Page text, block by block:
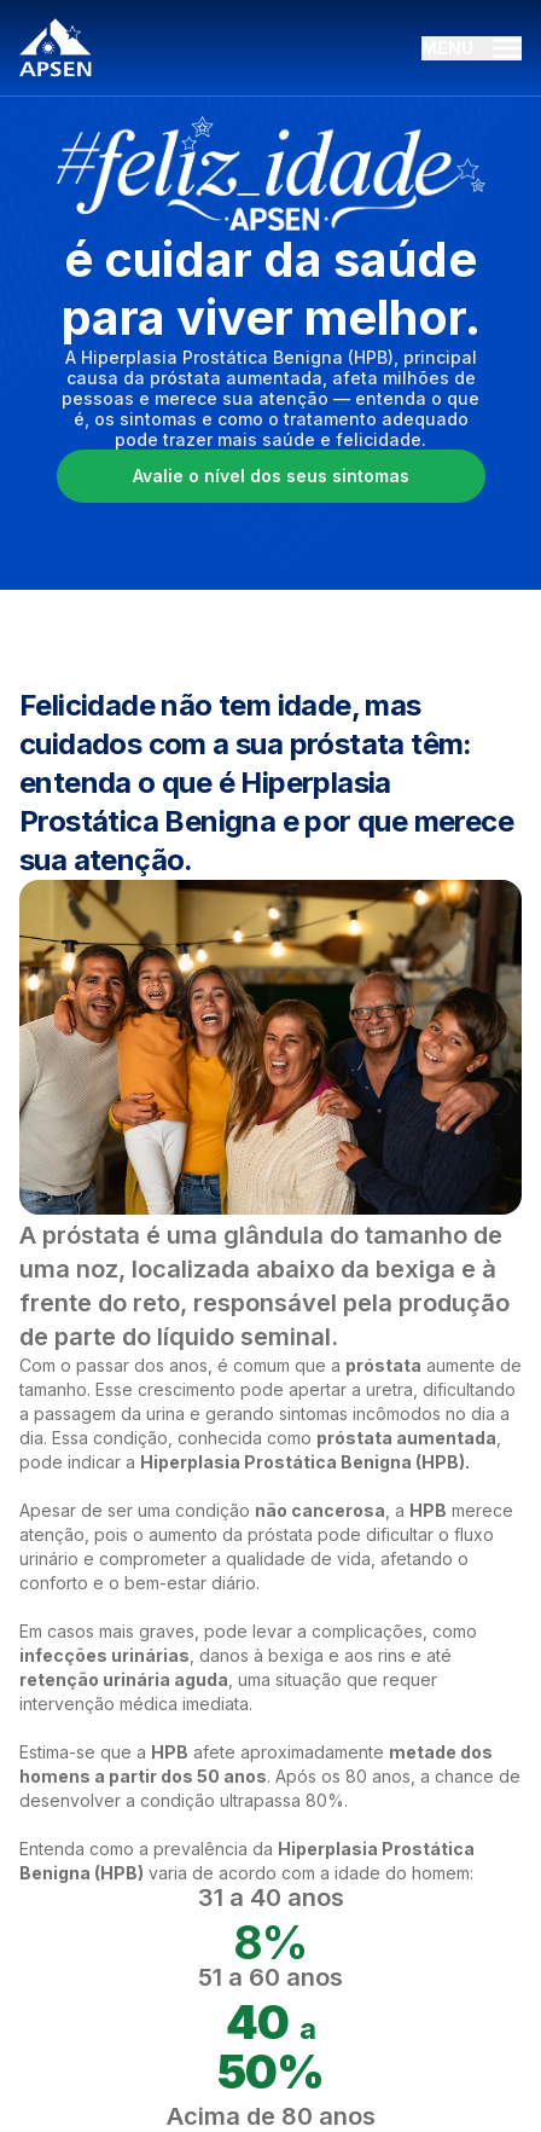
Logo da Apsen Farmacêutica, referência em inovação na
FelizIdade Apsen Logo da campanha FelizIdade
é cuidar da saúde
para viver melhor.
A Hiperplasia Prostática Benigna (HPB), principal
causa da próstata aumentada, afeta milhões de
pessoas e merece sua atenção — entenda o que
é, os sintomas e como o tratamento adequado
pode trazer mais saúde e felicidade.
Avalie o nível dos seus sintomas
Felicidade não tem idade, mas
cuidados com a sua próstata têm:
entenda o que é Hiperplasia
Prostática Benigna e por que merece
sua atenção.
Família comemorando saúde e
Família comemorando saúde e
A próstata é uma glândula do tamanho de
uma noz, localizada abaixo da bexiga e à
frente do reto, responsável pela produção
de parte do líquido seminal.
Com o passar dos anos, é comum que a próstata aumente de
tamanho. Esse crescimento pode apertar a uretra, dificultando
a passagem da urina e gerando sintomas incômodos no dia a
dia. Essa condição, conhecida como próstata aumentada
pode indicar a Hiperplasia Prostática Benigna (HPB).
Apesar de ser uma condição não cancerosa , a HPB merece
atenção, pois o aumento da próstata pode dificultar o fluxo
urinário e comprometer a qualidade de vida, afetando o
conforto e o bem-estar diário.
Em casos mais graves, pode levar a complicações, como
infecções urinárias , danos à bexiga e aos rins e até
retenção urinária aguda , uma situação que requer
intervenção médica imediata.
Estima-se que a HPB afete aproximadamente metade dos
homens a partir dos 50 anos. Após os 80 anos, a chance de
desenvolver a condição ultrapassa 80%.
Entenda como a prevalência da Hiperplasia Prostática
Benigna (HPB) varia de acordo com a idade do homem:
31 a 40 anos
8%
51 a 60 anos
40 a
50%
Acima de 80 anos